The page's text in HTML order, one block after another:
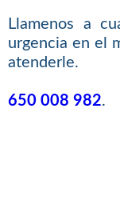
Llamenos a
urgencia en el
atenderle.
650 008 982.